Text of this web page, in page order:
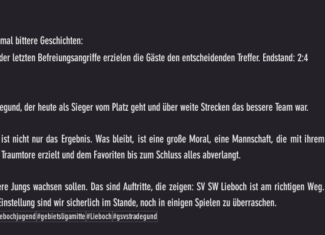
bittere Geschichten:
letzten Befreiungsangriffe erzielen die Gäste den entscheidenden Treffer. Endstand: 2:4
der heute als Sieger vom Platz geht und über weite Strecken das bessere Team war.
nicht nur das Ergebnis. Was bleibt, ist eine große Moral, eine Mannschaft, die mit ihrem
erzielt und dem Favoriten bis zum Schluss alles abverlangt.
Jungs wachsen sollen. Das sind Auftritte, die zeigen: SV SW Lieboch ist am richtigen Weg.
sind wir sicherlich im Stande, noch in einigen Spielen zu überraschen.
#gebietsligamitte#Lieboch#gsvstradegund